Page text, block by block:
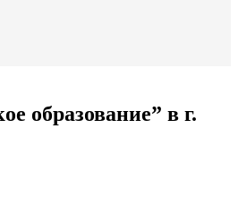
образование” в г.